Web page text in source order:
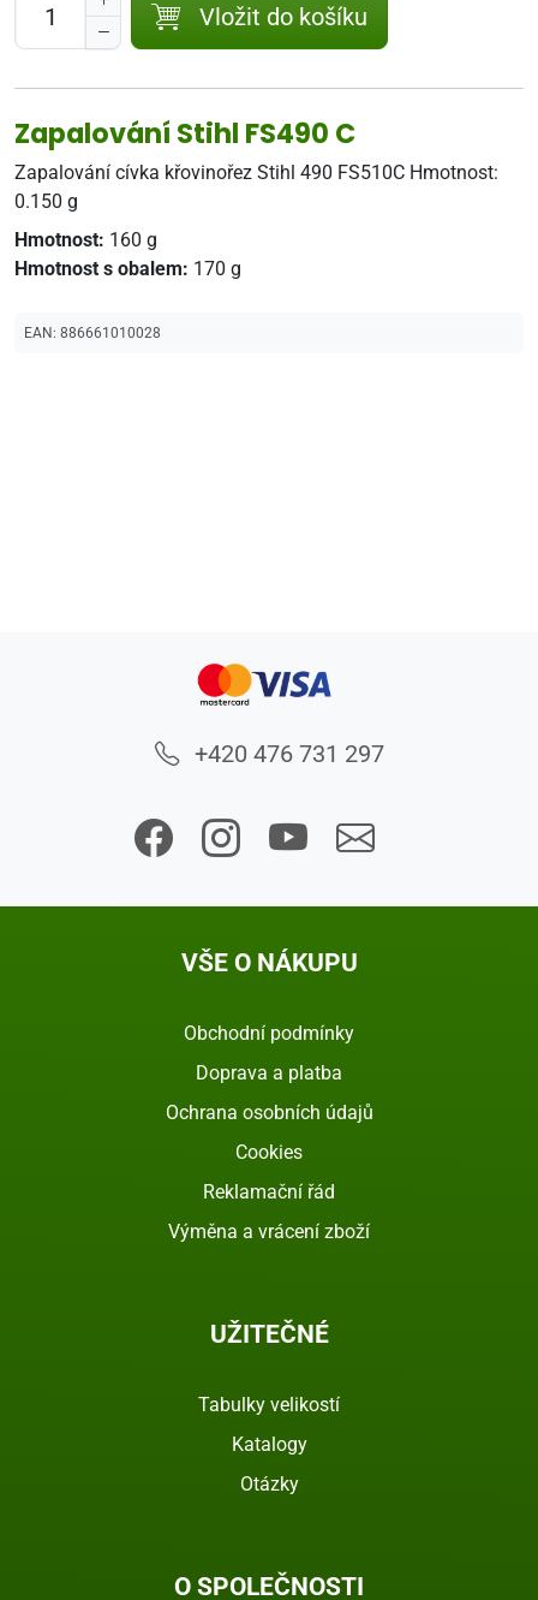
Vložit do košíku
Zapalování Stihl FS490 C
Zapalování cívka křovinořez Stihl 490 FS510C Hmotnost:
0.150 g
Hmotnost: 160 g
Hmotnost s obalem: 170 g
EAN: 886661010028
+420 476 731 297
VŠE O NÁKUPU
Obchodní podmínky
Doprava a platba
Ochrana osobních údajů
Cookies
Reklamační řád
Výměna a vrácení zboží
UŽITEČNÉ
Tabulky velikostí
Katalogy
Otázky
O SPOLEČNOSTI